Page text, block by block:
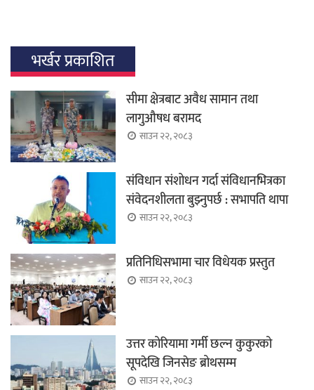
भर्खर प्रकाशित
सीमा क्षेत्रबाट अवैध सामान तथा
लागुऔषध बरामद
साउन २२, २०८३
संविधान संशोधन गर्दा संविधानभित्रका
संवेदनशीलता बुझ्नुपर्छ : सभापति थापा
साउन २२, २०८३
प्रतिनिधिसभामा चार विधेयक प्रस्तुत
साउन २२, २०८३
उत्तर कोरियामा गर्मी छल्न कुकुरको
सूपदेखि जिनसेङ ब्रोथसम्म
साउन २२, २०८३